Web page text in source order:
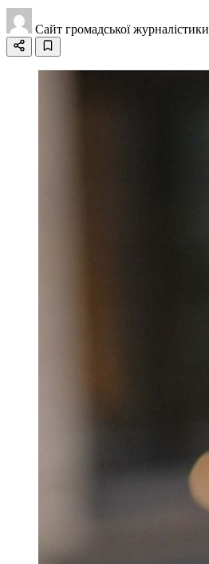
Сайт громадської журналістики